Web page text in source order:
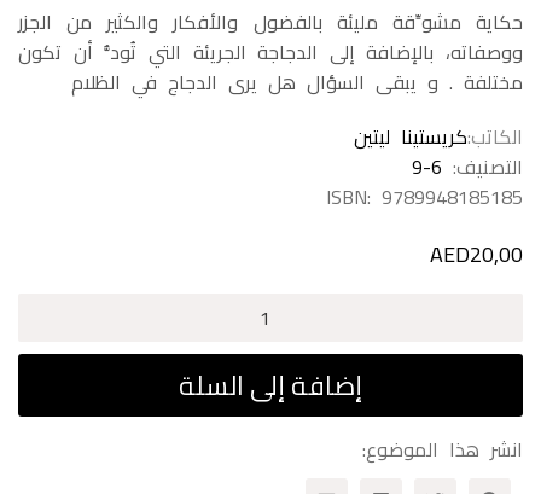
حكاية مشوِّقة مليئة بالفضول والأفكار والكثير من الجزر
ووصفاته، بالإضافة إلى الدجاجة الجريئة التي تُودُّ أن تكون
مختلفة . و يبقى السؤال هل يرى الدجاج في الظلام
الكاتبكريستينا ليتين
التصنيف: 9-6
ISBN:9789948185185
AED20,00
لايرى
الظلام
إضافة إلى السلة
انشر هذا الموضوع: